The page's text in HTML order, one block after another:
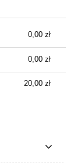
0,00 zł
0,00 zł
20,00 zł